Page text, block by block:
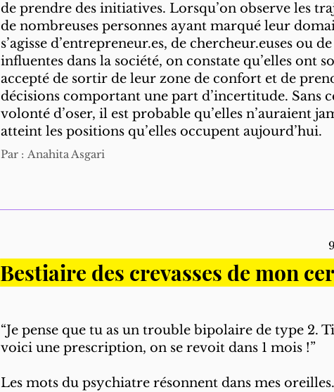
de prendre des initiatives. Lorsqu’on observe les
de nombreuses personnes ayant marqué leur
s’agisse d’entrepreneur.es, de chercheur.euses ou
influentes dans la société, on constate qu’elles ont
accepté de sortir de leur zone de confort et de
décisions comportant une part d’incertitude. Sans
volonté d’oser, il est probable qu’elles n’auraient
atteint les positions qu’elles occupent aujourd’hui.
Par : Anahita Asgari
Bestiaire des crevasses de mon
“Je pense que tu as un trouble bipolaire de type 2.
voici une prescription, on se revoit dans 1 mois !”
Les mots du psychiatre résonnent dans mes